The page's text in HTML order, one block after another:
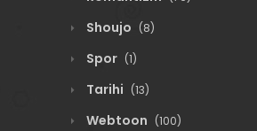
Shoujo (8)
Spor (1)
Tarihi (13)
Webtoon (100)